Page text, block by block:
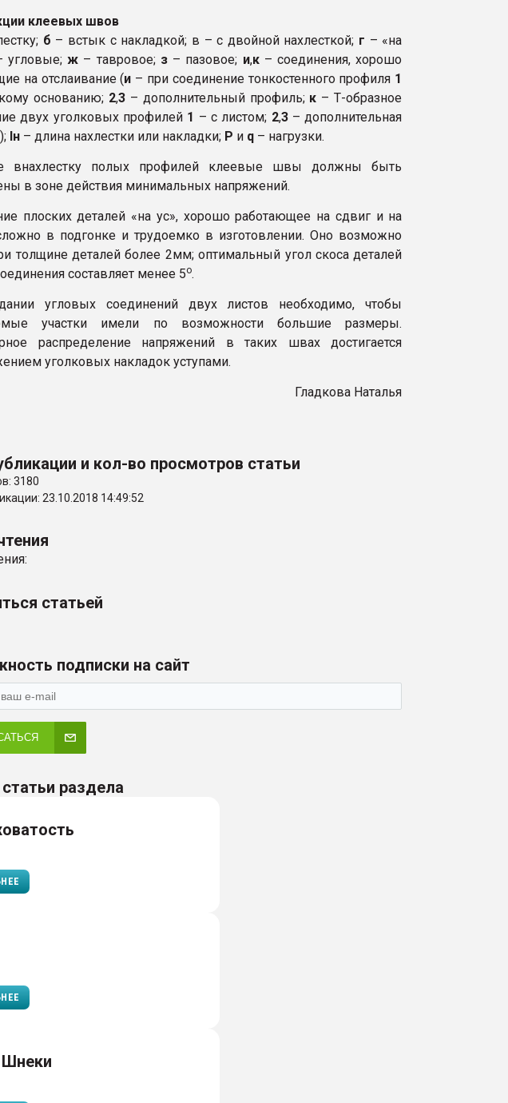
клеевых швов
б – встык с накладкой; в – с двойной нахлесткой; г – «на
угловые;ж – тавровое; з – пазовое; и,к– соединения, хорошо
на отслаивание (и – при соединение тонкостенного профиля 1
основанию; 2,3– дополнительный профиль; к – Т-образное
двух уголковых профилей 1 – с листом; 2,3– дополнительная
lн – длина нахлестки или накладки; Р и q – нагрузки.
внахлестку полых профилей клеевые швы должны быть
в зоне действия минимальных напряжений.
плоских деталей «на ус», хорошо работающее на сдвиг и на
в подгонке и трудоемко в изготовлении. Оно возможно
толщине деталей более 2мм; оптимальный угол скоса деталей
составляет менее 5о.
угловых соединений двух листов необходимо, чтобы
участки имели по возможности большие размеры.
распределение напряжений в таких швах достигается
уголковых накладок уступами.
Гладкова Наталья
и кол-во просмотров статьи
3180
23.10.2018 14:49:52
статьей
подписки на сайт
раздела